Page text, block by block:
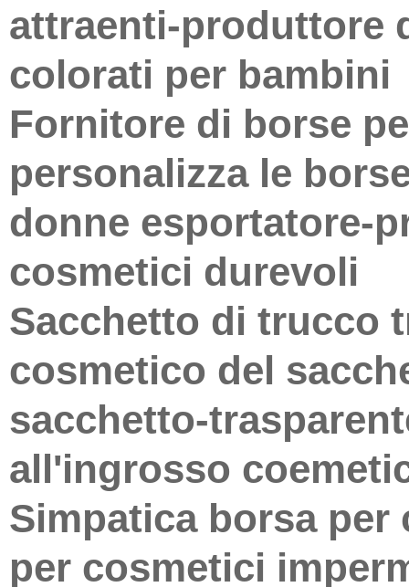
attraenti-produttore
colorati per bambini
Fornitore di borse
personalizza le
donne esportatore-
cosmetici durevoli
Sacchetto di trucco
cosmetico del
sacchetto-
all'ingrosso
Simpatica borsa
per cosmetici